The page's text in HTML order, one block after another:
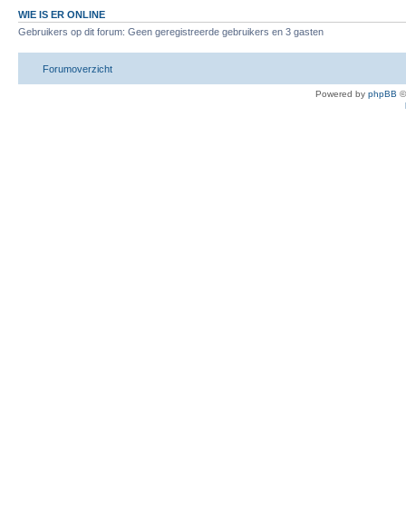
WIE IS ER ONLINE
Gebruikers op dit forum: Geen geregistreerde gebruikers en 3 gasten
Forumoverzicht
Powered by phpBB